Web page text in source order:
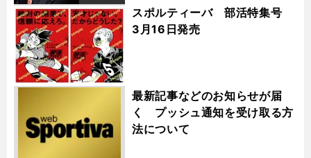
スポルティーバ 部活特集号
3月16日発売
最新記事などのお知らせが届
く プッシュ通知を受け取る方
法について